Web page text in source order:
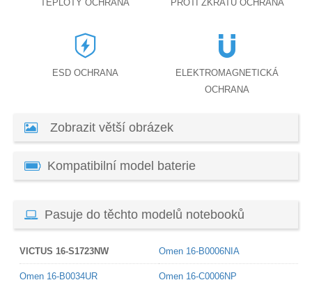
TEPLOTY OCHRANA PROTI ZKRATU OCHRANA
ESD OCHRANA
ELEKTROMAGNETICKÁ
OCHRANA
Zobrazit větší obrázek
Kompatibilní model baterie
Pasuje do těchto modelů notebooků
VICTUS 16-S1723NW Omen 16-B0006NIA
Omen 16-B0034UR Omen 16-C0006NP